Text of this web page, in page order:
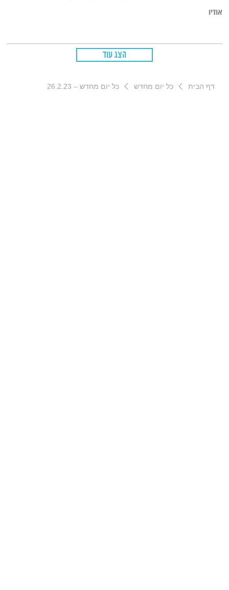
אודיו
הצג עוד
דף הבית כל יום מחדש כל יום מחדש – 26.2.23